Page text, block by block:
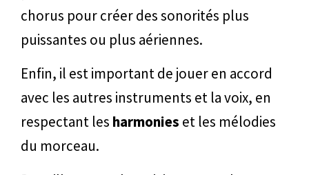
chorus pour créer des sonorités plus
puissantes ou plus aériennes.
Enfin, il est important de jouer en accord
avec les autres instruments et la voix, en
respectant les harmonies et les mélodies
du morceau.